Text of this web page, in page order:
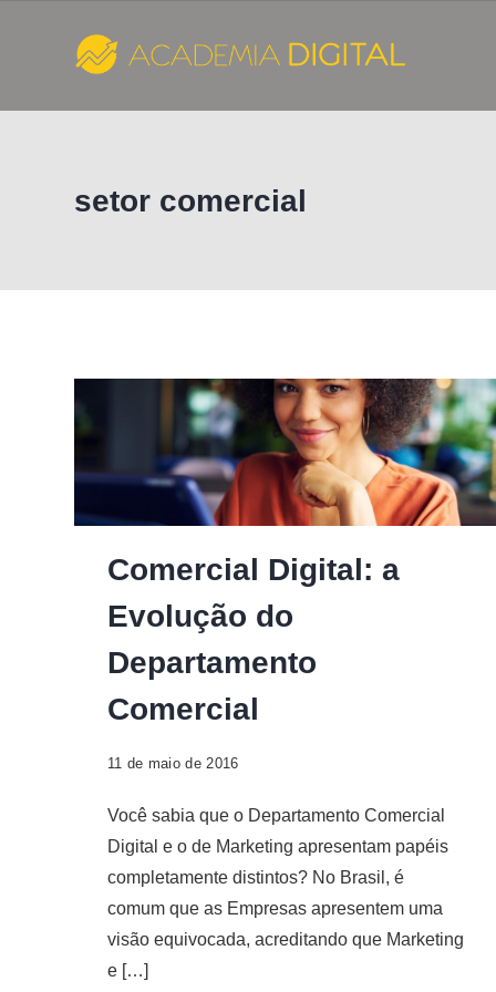
Cursos
Consultoria
Digital
-
Academia
Digital
setor comercial
Comercial Digital: a
Evolução do
Departamento
Comercial
11 de maio de 2016
Você sabia que o Departamento Comercial
Digital e o de Marketing apresentam papéis
completamente distintos? No Brasil, é
comum que as Empresas apresentem uma
visão equivocada, acreditando que Marketing
e […]